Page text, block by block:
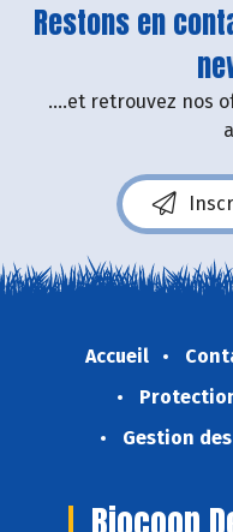
Restons en
....et retrouvez nos
Accueil
Gestion